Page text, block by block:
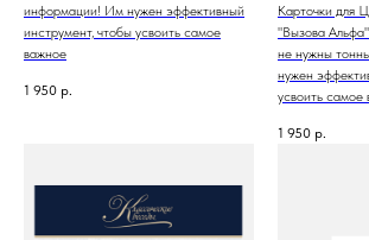
информации! Им нужен эффективный
инструмент, чтобы усвоить самое
важное
1 950 р.
Карточки для
"Вызова
не нужны
нужен
усвоить самое
1 950 р.